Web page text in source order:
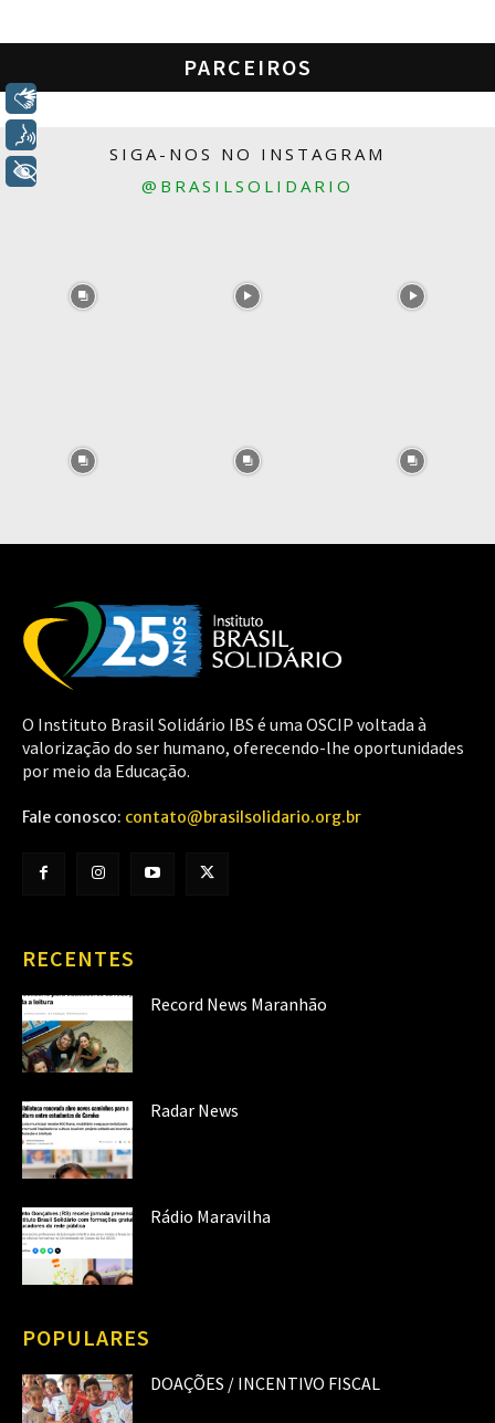
PARCEIROS
SIGA-NOS NO INSTAGRAM
@BRASILSOLIDARIO
O Instituto Brasil Solidário IBS é uma OSCIP voltada à
valorização do ser humano, oferecendo-lhe oportunidades
por meio da Educação.
Fale conosco: contato@brasilsolidario.org.br
RECENTES
Record News Maranhão
Radar News
Rádio Maravilha
POPULARES
DOAÇÕES / INCENTIVO FISCAL
Libras